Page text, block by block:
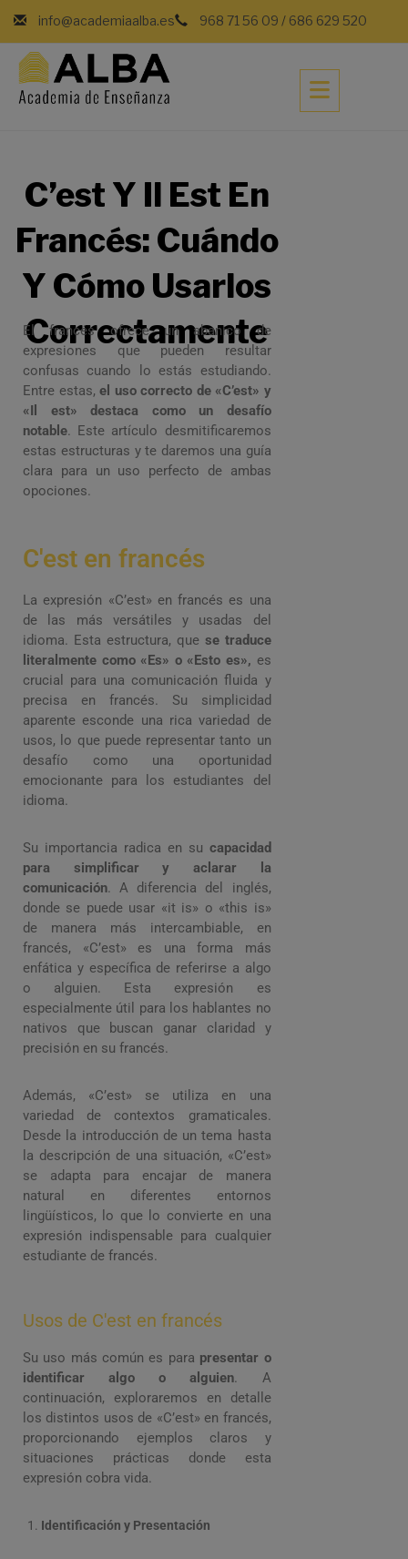
info@academiaalba.es 968 71 56 09 / 686 629 520
C’est Y Il Est En
Francés: Cuándo
Y Cómo Usarlos
Correctamente
El francés ofrece un abanico de
expresiones que pueden resultar
confusas cuando lo estás estudiando.
Entre estas,el uso correcto de «C’est» y
«Il est» destaca como un desafío
notable. Este artículo desmitificaremos
estas estructuras y te daremos una guía
clara para un uso perfecto de ambas
opociones.
C'est en francés
La expresión «C’est» en francés es una
de las más versátiles y usadas del
idioma. Esta estructura, que se traduce
literalmente como «Es» o «Esto es», es
crucial para una comunicación fluida y
precisa en francés. Su simplicidad
aparente esconde una rica variedad de
usos, lo que puede representar tanto un
desafío como una oportunidad
emocionante para los estudiantes del
idioma.
Su importancia radica en su capacidad
para simplificar y aclarar la
comunicación. A diferencia del inglés,
donde se puede usar «it is» o «this is»
de manera más intercambiable, en
francés, «C’est» es una forma más
enfática y específica de referirse a algo
o alguien. Esta expresión es
especialmente útil para los hablantes no
nativos que buscan ganar claridad y
precisión en su francés.
Además, «C’est» se utiliza en una
variedad de contextos gramaticales.
Desde la introducción de un tema hasta
la descripción de una situación, «C’est»
se adapta para encajar de manera
natural en diferentes entornos
lingüísticos, lo que lo convierte en una
expresión indispensable para cualquier
estudiante de francés.
Usos de C'est en francés
Su uso más común es para presentar o
identificar algo o alguien. A
continuación, exploraremos en detalle
los distintos usos de «C’est» en francés,
proporcionando ejemplos claros y
situaciones prácticas donde esta
expresión cobra vida.
Identificación y Presentación